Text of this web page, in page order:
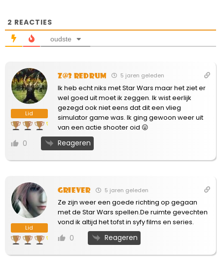
2 REACTIES
oudste
Lid
Z@3 Redrum 5 jaren geleden
Ik heb echt niks met Star Wars maar het ziet er
wel goed uit moet ik zeggen. Ik wist eerlijk
gezegd ook niet eens dat dit een vlieg
simulator game was. Ik ging gewoon weer uit
van een actie shooter oid 😛
0 Reageren
Lid
Griever 5 jaren geleden
Ze zijn weer een goede richting op gegaan
met de Star Wars spellen.De ruimte gevechten
vond ik altijd het tofst in syfy films en series.
0 Reageren